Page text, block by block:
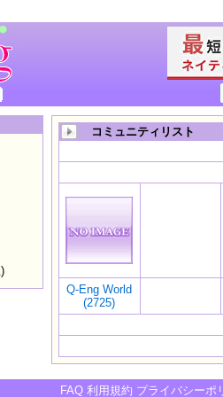
コミュニティリスト
Q-Eng World
(2725)
FAQ 利用規約 プライバシーポ